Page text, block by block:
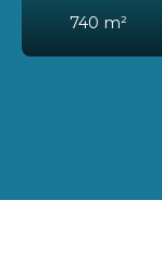
740 m²